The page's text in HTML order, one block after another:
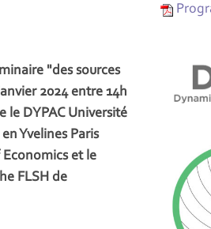
"des sources
2024 entre 14h
le DYPAC Université
Yvelines Paris
Economics et le
FLSH de